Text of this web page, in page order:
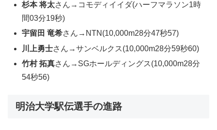
杉本 将太さん→コモディイイダ(ハーフマラソン1時
間03分19秒)
宇留田 竜希さん→NTN(10,000m28分47秒57)
川上勇士さん→サンベルクス(10,000m28分59秒60)
竹村 拓真さん→SGホールディングス(10,000m28分
54秒56)
明治大学駅伝選手の進路